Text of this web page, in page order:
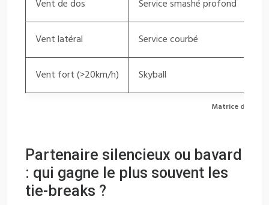
Matrice de
Vent de dos Service smashé profond
Vent latéral Service courbé
Vent fort (>20km/h) Skyball
Partenaire silencieux ou bavard
: qui gagne le plus souvent les
tie-breaks ?